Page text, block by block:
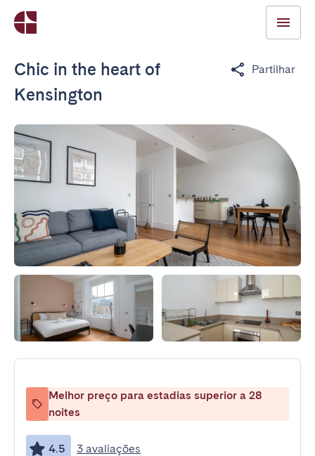
Chic in the heart of
Kensington
Partilhar
Melhor preço para estadias superior a 28
noites
4.5 3 avaliações